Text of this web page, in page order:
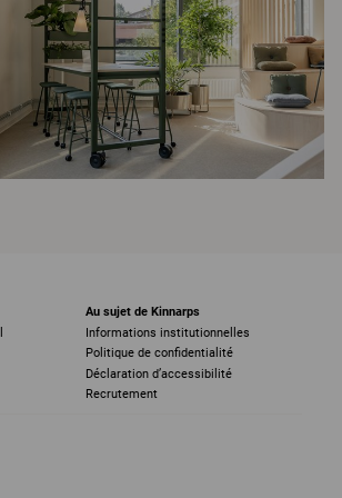
Au sujet de Kinnarps
Informations institutionnelles
Politique de confidentialité
Déclaration d’accessibilité
Recrutement